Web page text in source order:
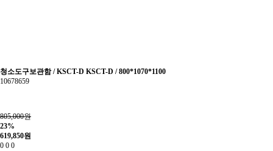
청소도구보관함 / KSCT-D KSCT-D / 800*1070*1100
10678659
805,000원
23%
619,850원
0 0 0